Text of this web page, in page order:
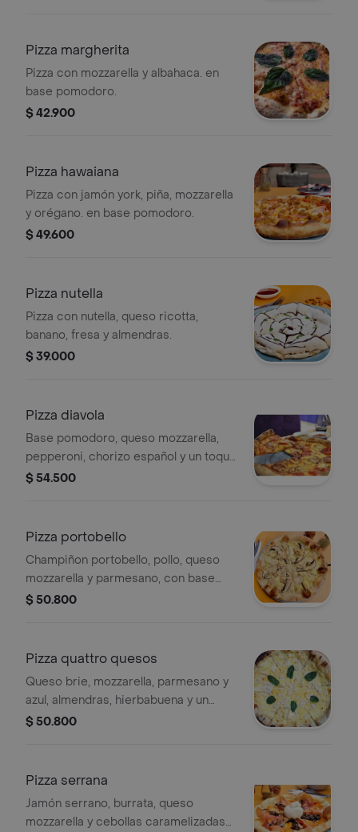
Pizza margherita
Pizza con mozzarella y albahaca. en
base pomodoro.
$ 42.900
Pizza hawaiana
Pizza con jamón york, piña, mozzarella
y orégano. en base pomodoro.
$ 49.600
Pizza nutella
Pizza con nutella, queso ricotta,
banano, fresa y almendras.
$ 39.000
Pizza diavola
Base pomodoro, queso mozzarella,
pepperoni, chorizo español y un toque
picante de peperoncino.
$ 54.500
Pizza portobello
Champiñon portobello, pollo, queso
mozzarella y parmesano, con base
blanca española.
$ 50.800
Pizza quattro quesos
Queso brie, mozzarella, parmesano y
azul, almendras, hierbabuena y un
toque de miel.
$ 50.800
Pizza serrana
Jamón serrano, burrata, queso
mozzarella y cebollas caramelizadas